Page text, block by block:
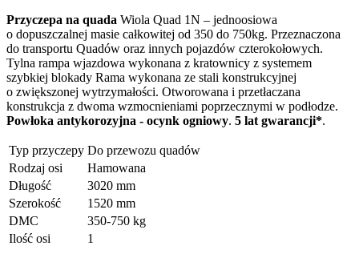
Przyczepa na quada Wiola Quad 1N – jednoosiowa
o dopuszczalnej masie całkowitej od 350 do 750kg. Przeznaczona
do transportu Quadów oraz innych pojazdów czterokołowych.
Tylna rampa wjazdowa wykonana z kratownicy z systemem
szybkiej blokady Rama wykonana ze stali konstrukcyjnej
o zwiększonej wytrzymałości. Otworowana i przetłaczana
konstrukcja z dwoma wzmocnieniami poprzecznymi w podłodze.
Powłoka antykorozyjna - ocynk ogniowy. 5 lat gwarancji*.
Typ przyczepy Do przewozu quadów
Rodzaj osi
Hamowana
Długość
3020 mm
Szerokość
1520 mm
DMC
350-750 kg
Ilość osi
1